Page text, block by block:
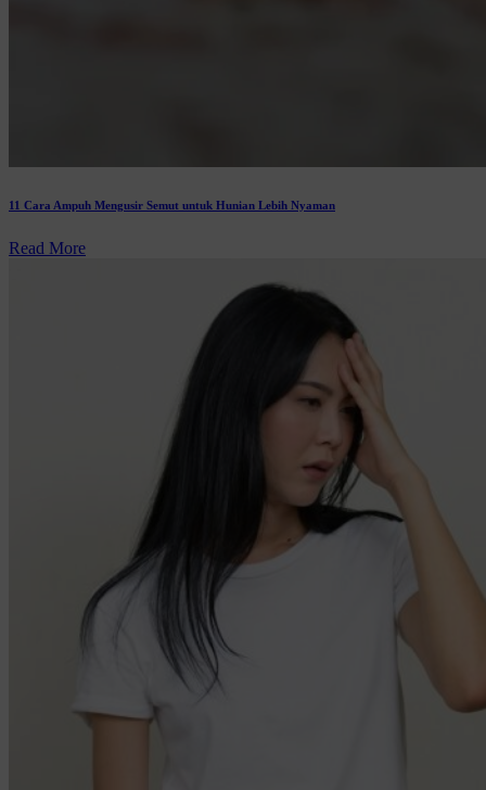
11 Cara Ampuh Mengusir Semut untuk Hunian Lebih Nyaman
Read More